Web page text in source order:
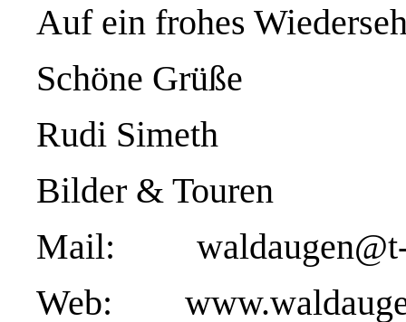
Auf ein frohes
Schöne Grüße
Rudi Simeth
Bilder & Touren
Mail:
Web: